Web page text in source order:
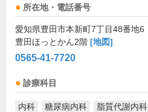
所在地・電話番号
愛知県豊田市本新町7丁目48番地6
豊田ほっとかん2階 [地図]
0565-41-7720
診療科目
内科 糖尿病内科 脂質代謝内科